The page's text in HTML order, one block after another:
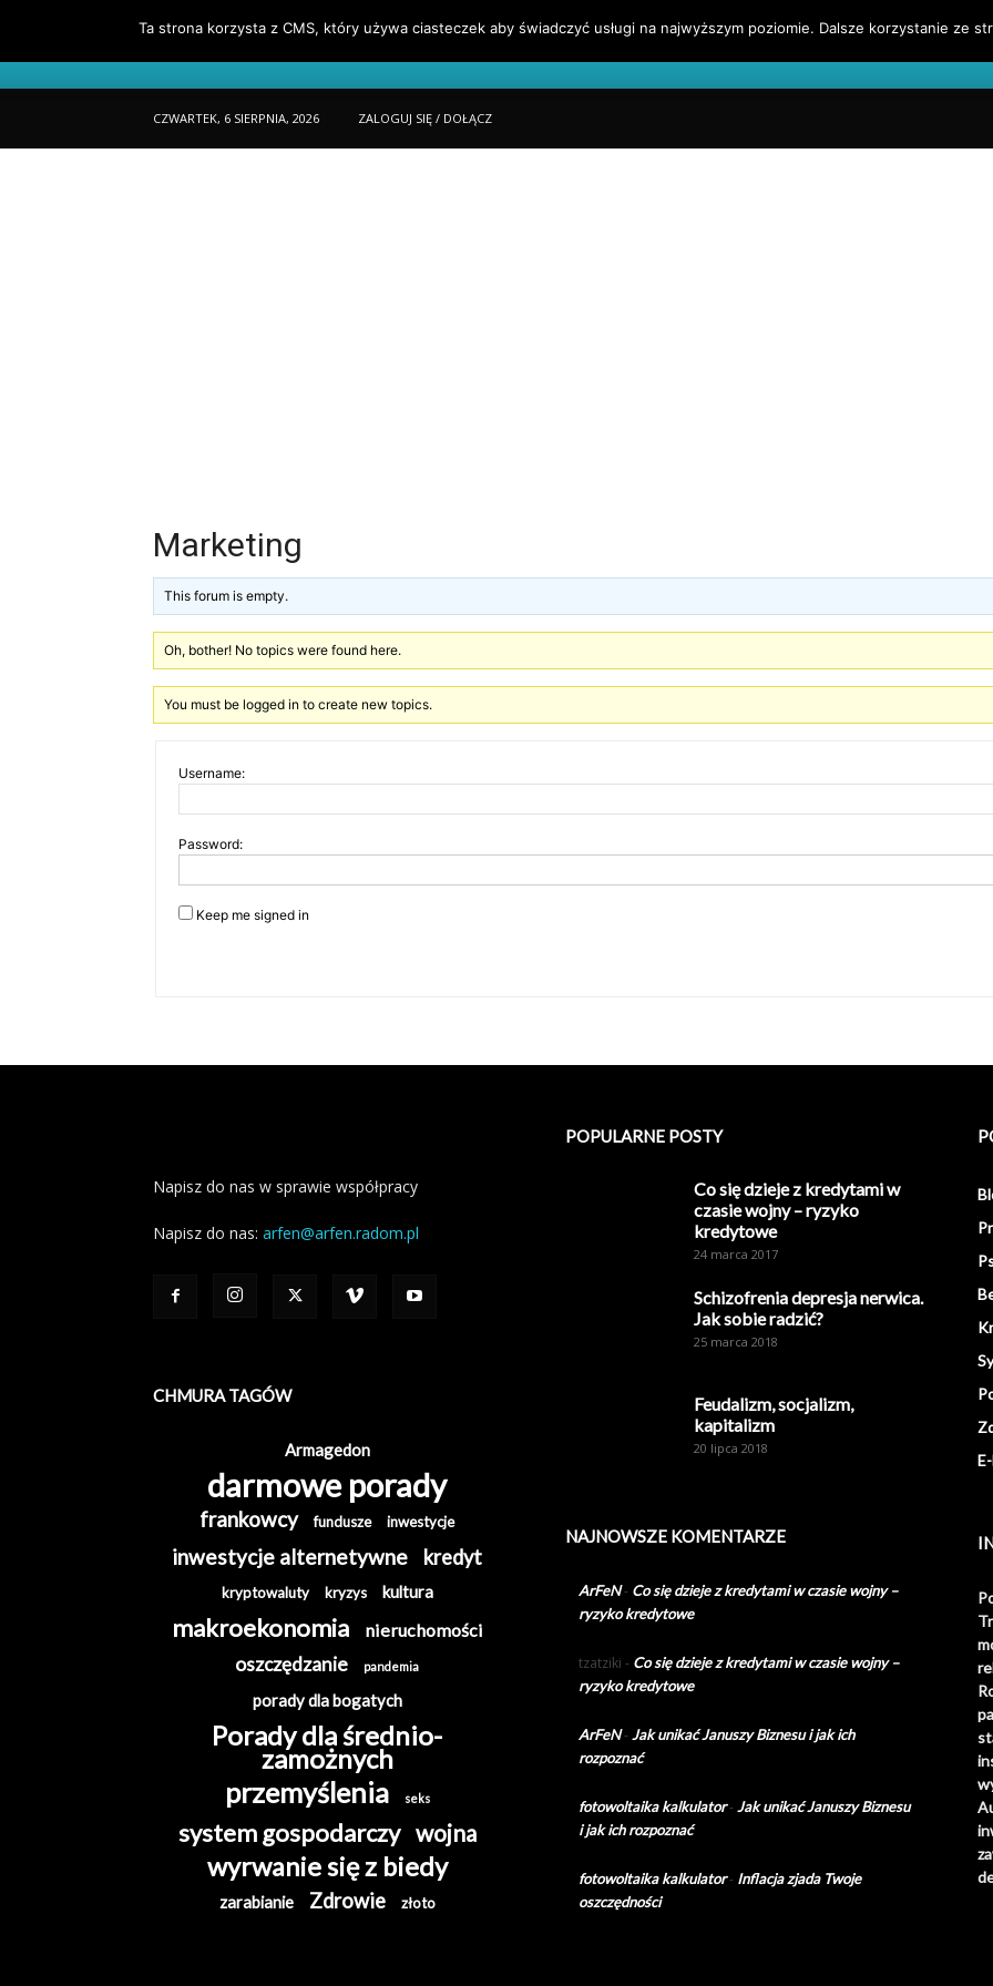
O Mnie Jak Czytać Portal Blog Finansowy Sygnały Handlowe Blogroll
CZWARTEK, 6 SIERPNIA, 2026 ZALOGUJ SIĘ / DOŁĄCZ
Marketing
This forum is empty.
Oh, bother! No topics were found here.
You must be logged in to create new topics.
Username:
Password:
Keep me signed in
Napisz do nas w sprawie współpracy
Napisz do nas: arfen@arfen.radom.pl
CHMURA TAGÓW
Armagedon
darmowe porady
frankowcy fundusze inwestycje
inwestycje alternetywne kredyt
kryptowaluty kryzys kultura
makroekonomia nieruchomości
oszczędzanie pandemia
porady dla bogatych
Porady dla średnio-
zamożnych
przemyślenia seks
system gospodarczy wojna
wyrwanie się z biedy
zarabianie Zdrowie złoto
POPULARNE POSTY
Co się dzieje z kredytami w
czasie wojny – ryzyko
kredytowe
24 marca 2017
Schizofrenia depresja nerwica.
Jak sobie radzić?
25 marca 2018
Feudalizm, socjalizm,
kapitalizm
20 lipca 2018
NAJNOWSZE KOMENTARZE
ArFeN- Co się dzieje z kredytami w czasie wojny –
ryzyko kredytowe
tzatziki - Co się dzieje z kredytami w czasie wojny –
ryzyko kredytowe
ArFeN- Jak unikać Januszy Biznesu i jak ich
rozpoznać
fotowoltaika kalkulator- Jak unikać Januszy Biznesu
i jak ich rozpoznać
fotowoltaika kalkulator- Inflacja zjada Twoje
oszczędności
Ta strona korzysta z CMS, który używa ciasteczek aby świadczyć usługi na najwyższym poziomie. Dalsze korzystanie ze